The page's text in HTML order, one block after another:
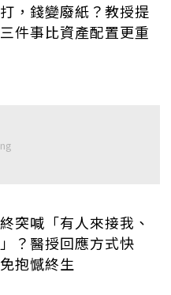
，錢變廢紙？教授提
件事比資產配置更重
突喊「有人來接我、
？醫授回應方式快
抱憾終生